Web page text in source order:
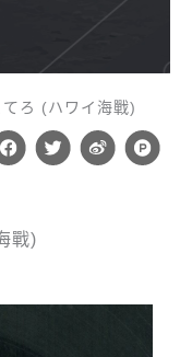
てろ (ハワイ海戰)
F
a
o
T
w
W
e
P
r
戰)